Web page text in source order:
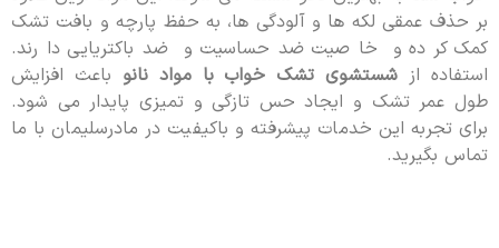
بر حذف عمقی لکه ها و آلودگی ها، به حفظ پارچه و بافت تشک
کمک کرده و خاصیت ضدحساسیت و ضدباکتریایی دارند.
استفاده از شستشوی تشک خواب با مواد نانوباعث افزایش
طول عمر تشک و ایجاد حس تازگی و تمیزی پایدار می شود.
برای تجربه این خدمات پیشرفته و باکیفیت در مادرسلیمان با ما
تماس بگیرید.